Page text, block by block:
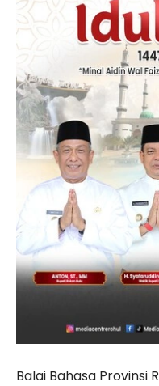
Balai Bahasa Provinsi